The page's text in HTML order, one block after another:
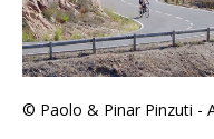
© Paolo & Pinar Pinzuti -